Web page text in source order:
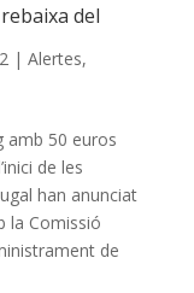
del
| Alertes,
amb 50 euros
de les
han anunciat
la Comissió
de